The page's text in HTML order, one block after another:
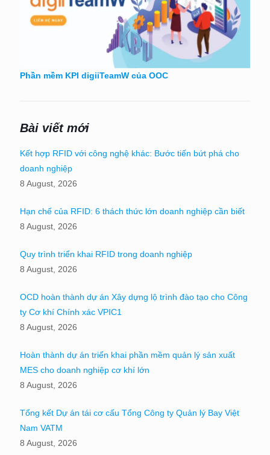
Phần mềm KPI digiiTeamW của OOC
Bài viết mới
Kết hợp RFID với công nghệ khác: Bước tiến bứt phá cho
doanh nghiệp
8 August, 2026
Hạn chế của RFID: 6 thách thức lớn doanh nghiệp cần biết
8 August, 2026
Quy trình triển khai RFID trong doanh nghiệp
8 August, 2026
OCD hoàn thành dự án Xây dựng lộ trình đào tạo cho Công
ty Cơ khí Chính xác VPIC1
8 August, 2026
Hoàn thành dự án triển khai phần mềm quản lý sản xuất
MES cho doanh nghiệp cơ khí lớn
8 August, 2026
Tổng kết Dự án tái cơ cấu Tổng Công ty Quản lý Bay Việt
Nam VATM
8 August, 2026